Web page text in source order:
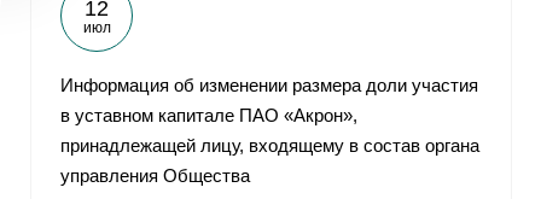
12
июл
Информация об изменении размера доли участия
в уставном капитале ПАО «Акрон»,
принадлежащей лицу, входящему в состав органа
управления Общества